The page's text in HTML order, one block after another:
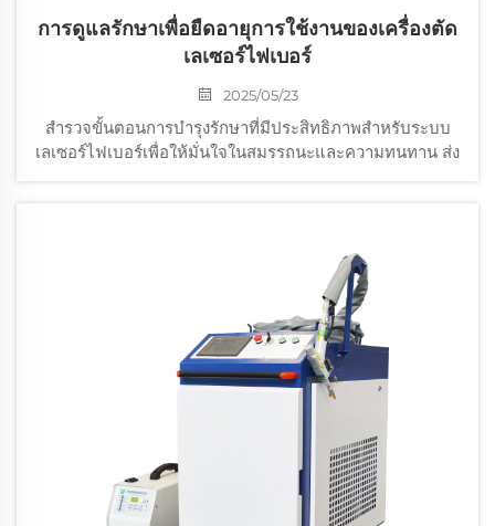
การดูแลรักษาเพื่อยืดอายุการใช้งานของเครื่องตัด
เลเซอร์ไฟเบอร์
2025/05/23
สำรวจขั้นตอนการบำรุงรักษาที่มีประสิทธิภาพสำหรับระบบ
เลเซอร์ไฟเบอร์เพื่อให้มั่นใจในสมรรถนะและความทนทาน ส่ง